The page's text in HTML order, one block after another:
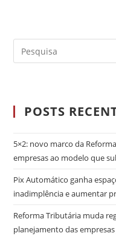
POSTS
5×2: novo marco da
empresas ao modelo que
Pix Automático ganha
inadimplência e aumentar
Reforma Tributária muda
planejamento das